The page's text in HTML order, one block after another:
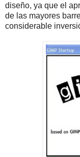
diseño, ya que el
de las mayores
considerable